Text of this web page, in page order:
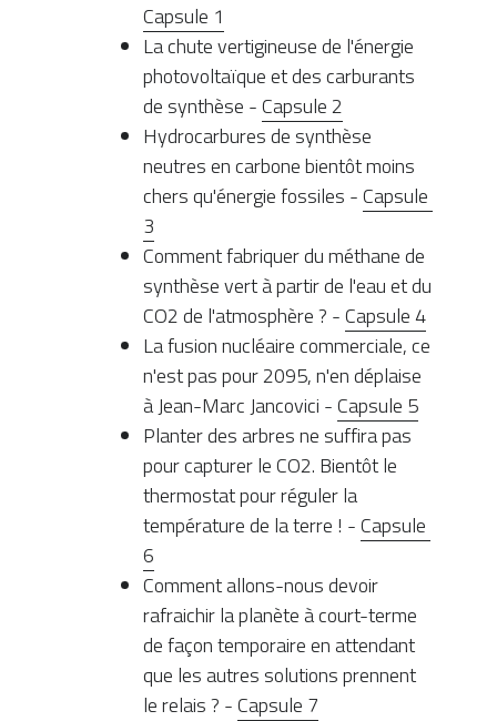
Capsule 1
La chute vertigineuse de l'énergie
photovoltaïque et des carburants
de synthèse - Capsule 2
Hydrocarbures de synthèse
neutres en carbone bientôt moins
chers qu'énergie fossiles - Capsule
3
Comment fabriquer du méthane de
synthèse vert à partir de l'eau et du
CO2 de l'atmosphère ? - Capsule 4
La fusion nucléaire commerciale, ce
n'est pas pour 2095, n'en déplaise
à Jean-Marc Jancovici - Capsule 5
Planter des arbres ne suffira pas
pour capturer le CO2. Bientôt le
thermostat pour réguler la
température de la terre ! - Capsule
6
Comment allons-nous devoir
rafraichir la planète à court-terme
de façon temporaire en attendant
que les autres solutions prennent
le relais ? - Capsule 7